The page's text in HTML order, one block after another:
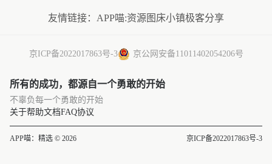
格的UI设计，
友情链接： APP喵:资源 图床小镇极客分享
京ICP备2022017863号-3 京公网安备11011402054206号
所有的成功，都源自一个勇敢的开始
不辜负每一个勇敢的开始
关于帮助文档FAQ协议
APP喵：精选 © 2026 京ICP备2022017863号-3